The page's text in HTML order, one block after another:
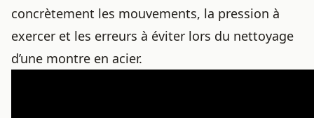
concrètement les mouvements, la pression à
exercer et les erreurs à éviter lors du nettoyage
d’une montre en acier.